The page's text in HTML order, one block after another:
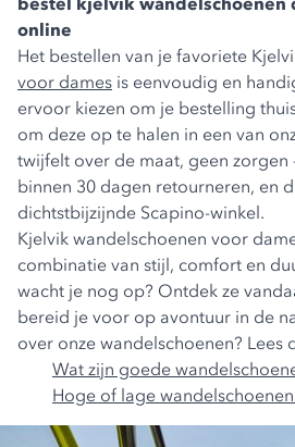
online
Het bestellen van je favoriete
voor dames is eenvoudig en
ervoor kiezen om je bestelling
om deze op te halen in een van
twijfelt over de maat, geen zorgen
binnen 30 dagen retourneren, en
dichtstbijzijnde Scapino-winkel.
Kjelvik wandelschoenen voor
combinatie van stijl, comfort en
wacht je nog op? Ontdek ze
bereid je voor op avontuur in de
over onze wandelschoenen? Lees
Wat zijn goede
Hoge of lage